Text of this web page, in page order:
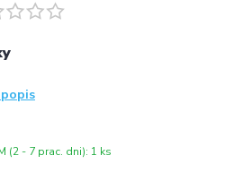
(2 - 7 prac. dni): 1 ks